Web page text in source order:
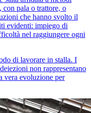
con pala o trattore, o
che hanno svolto il
evidenti: impiego di
nel raggiungere ogni
di lavorare in stalla. I
non rappresentano
vera evoluzione per